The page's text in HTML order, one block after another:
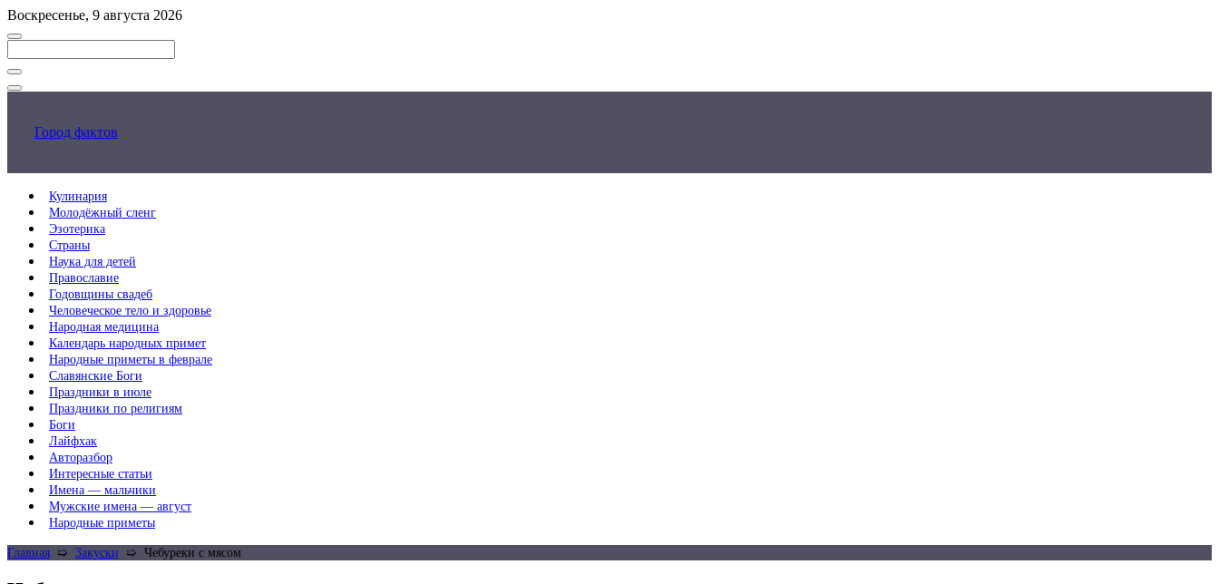
Перейти
к
контенту
Воскресенье, 9 августа 2026
Закрыть
Город фактов
Кулинария
Молодёжный сленг
Эзотерика
Страны
Наука для детей
Православие
Годовщины свадеб
Человеческое тело и здоровье
Народная медицина
Календарь народных примет
Народные приметы в феврале
Славянские Боги
Праздники в июле
Праздники по религиям
Боги
Лайфхак
Авторазбор
Интересные статьи
Имена — мальчики
Мужские имена — август
Народные приметы
Главная ➯ Закуски ➯ Чебуреки с мясом